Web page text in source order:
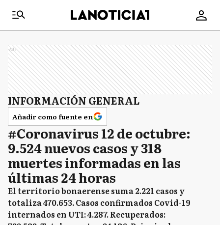
Ads
INFORMACIÓN GENERAL
Añadir como fuente en
#Coronavirus 12 de octubre:
9.524 nuevos casos y 318
muertes informadas en las
últimas 24 horas
El territorio bonaerense suma 2.221 casos y
totaliza 470.653. Casos confirmados Covid-19
internados en UTI: 4.287. Recuperados: